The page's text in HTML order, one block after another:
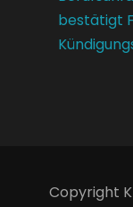
bestätigt
Copyright